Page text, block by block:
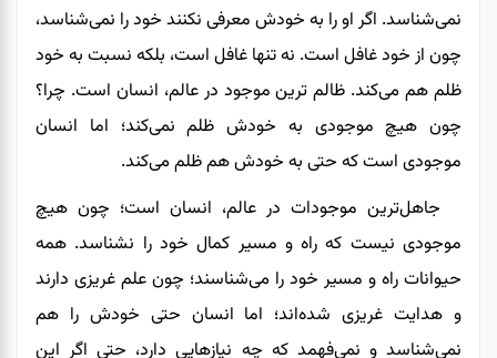
نمی‌شناسد. اگر او را به خودش معرفی نکنند خود را نمی‌شناسد،
چون از خود غافل است. نه تنها غافل است، بلکه نسبت به خود
ظلم هم می‌کند. ظالم ترین موجود در عالم، انسان است. چرا؟
چون هیچ موجودی به خودش ظلم نمی‌کند؛ اما انسان
موجودی است که حتی به خودش هم ظلم می‌کند.
جاهل‌ترین موجودات در عالم، انسان است؛ چون هیچ
موجودی نیست که راه و مسیر کمال خود را نشناسد. همه
حیوانات راه و مسیر خود را می‌شناسند؛ چون علم غریزی دارند
و هدایت غریزی شده‌اند؛ اما انسان حتی خودش را هم
نمی‌شناسدو نمی‌فهمد که چه نیازهایی دارد، حتی اگر این